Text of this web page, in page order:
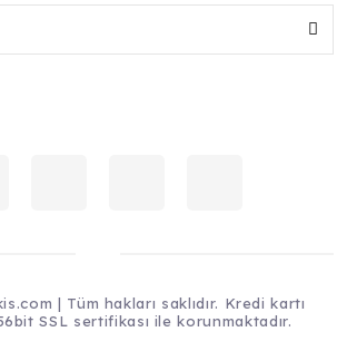
| Tüm hakları saklıdır. Kredi kartı
SSL sertifikası ile korunmaktadır.